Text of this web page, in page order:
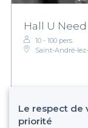
Hall U Need
10 - 100 pers.
Saint-André-
Le respect de
priorité